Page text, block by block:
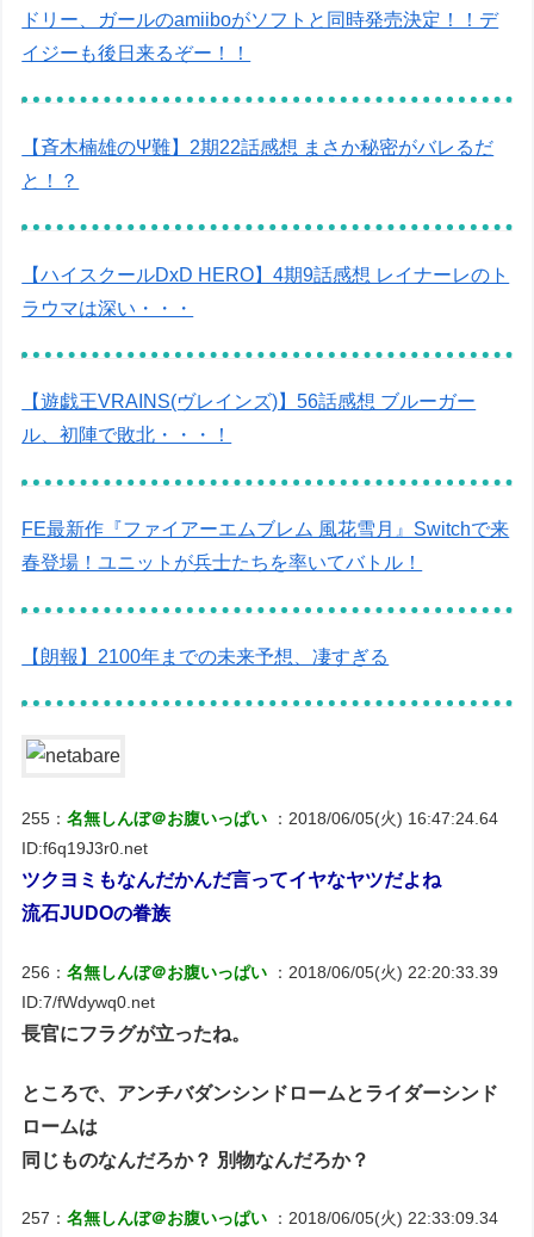
ドリー、ガールのamiiboがソフトと同時発売決定！！デ
イジーも後日来るぞー！！
【斉木楠雄のΨ難】2期22話感想 まさか秘密がバレるだ
と！？
【ハイスクールDxD HERO】4期9話感想 レイナーレのト
ラウマは深い・・・
【遊戯王VRAINS(ヴレインズ)】56話感想 ブルーガー
ル、初陣で敗北・・・！
FE最新作『ファイアーエムブレム 風花雪月』Switchで来
春登場！ユニットが兵士たちを率いてバトル！
【朗報】2100年までの未来予想、凄すぎる
255：名無しんぼ＠お腹いっぱい
：2018/06/05(火) 16:47:24.64
ID:f6q19J3r0.net
ツクヨミもなんだかんだ言ってイヤなヤツだよね
流石JUDOの眷族
256：名無しんぼ＠お腹いっぱい
：2018/06/05(火) 22:20:33.39
ID:7/fWdywq0.net
長官にフラグが立ったね。
ところで、アンチバダンシンドロームとライダーシンド
ロームは
同じものなんだろか？ 別物なんだろか？
257：名無しんぼ＠お腹いっぱい
：2018/06/05(火) 22:33:09.34